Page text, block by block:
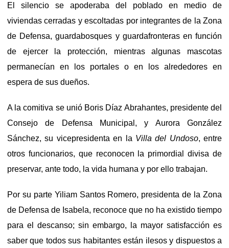
El silencio se apoderaba del poblado en medio de
viviendas cerradas y escoltadas por integrantes de la Zona
de Defensa, guardabosques y guardafronteras en función
de ejercer la protección, mientras algunas mascotas
permanecían en los portales o en los alrededores en
espera de sus dueños.
A la comitiva se unió Boris Díaz Abrahantes, presidente del
Consejo de Defensa Municipal, y Aurora González
Sánchez, su vicepresidenta en la Villa del Undoso, entre
otros funcionarios, que reconocen la primordial divisa de
preservar, ante todo, la vida humana y por ello trabajan.
Por su parte Yiliam Santos Romero, presidenta de la Zona
de Defensa de Isabela, reconoce que no ha existido tiempo
para el descanso; sin embargo, la mayor satisfacción es
saber que todos sus habitantes están ilesos y dispuestos a